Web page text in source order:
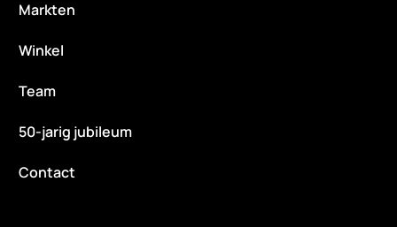
Markten
Winkel
Team
50-jarig jubileum
Contact